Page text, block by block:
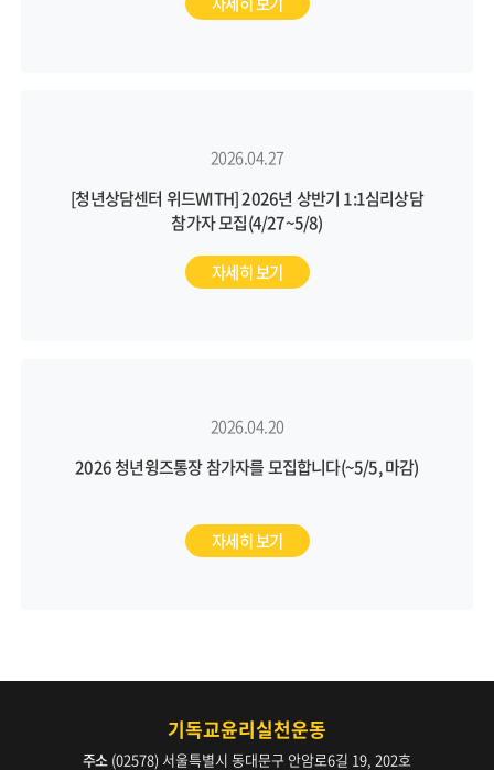
2026.04.27
[청년상담센터 위드WITH] 2026년 상반기 1:1심리상담
참가자 모집(4/27~5/8)
자세히 보기
2026.04.20
2026 청년윙즈통장 참가자를 모집합니다(~5/5, 마감)
자세히 보기
기독교윤리실천운동
주소 (02578) 서울특별시 동대문구 안암로6길 19, 202호